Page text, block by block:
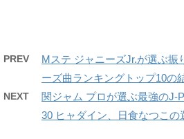
PREV
Mステ ジャニーズJr.が選ぶ振
ーズ曲ランキングトップ10の
NEXT
関ジャム プロが選ぶ最強のJ-
30 ヒャダイン、日食なつこの